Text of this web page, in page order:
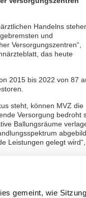
gemeint, wie
Handelns
und
Versorgungszentren“,
das heute
2015 bis 2022 von 87
steht, können MVZ die
Versorgung bedroht
Ballungsräume
Leistungen gelegt wird“,
Bund-Länder-
Leider sei die Berliner